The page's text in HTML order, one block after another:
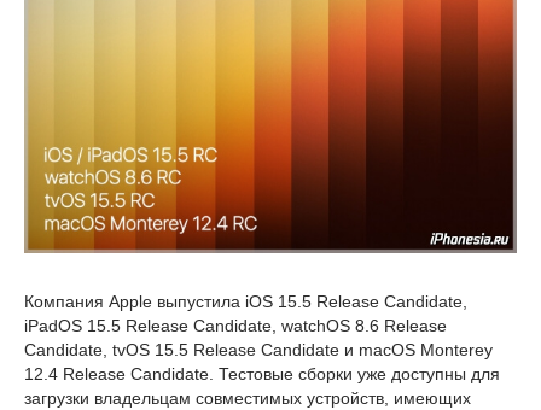
Компания Apple выпустила iOS 15.5 Release Candidate,
iPadOS 15.5 Release Candidate, watchOS 8.6 Release
Candidate, tvOS 15.5 Release Candidate и macOS Monterey
12.4 Release Candidate. Тестовые сборки уже доступны для
загрузки владельцам совместимых устройств, имеющих